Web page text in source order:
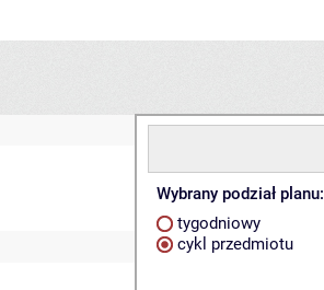
Wybrany podział planu:
tygodniowy
cykl przedmiotu